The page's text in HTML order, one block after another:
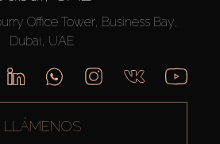
Office Tower, Business Bay,
Dubai, UAE
LLÁMENOS